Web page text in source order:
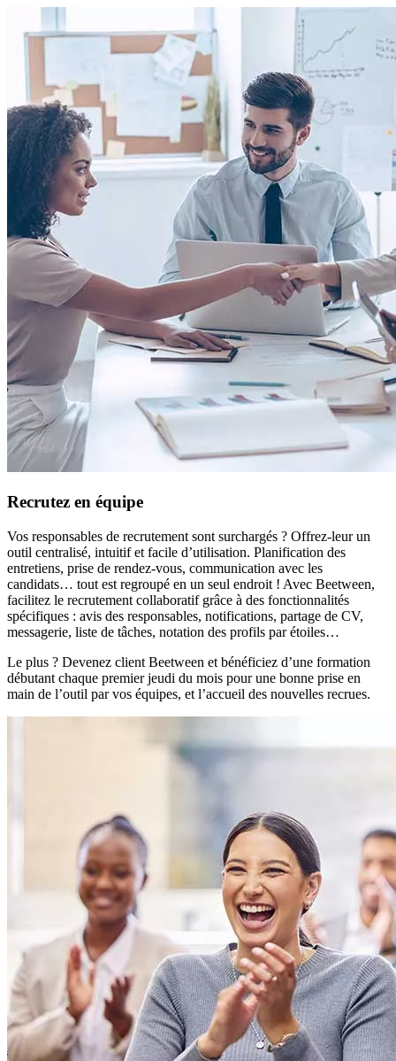
Recrutez en équipe
Vos responsables de recrutement sont surchargés ? Offrez-leur un
outil centralisé, intuitif et facile d’utilisation. Planification des
entretiens, prise de rendez-vous, communication avec les
candidats… tout est regroupé en un seul endroit ! Avec Beetween,
facilitez le recrutement collaboratif grâce à des fonctionnalités
spécifiques : avis des responsables, notifications, partage de CV,
messagerie, liste de tâches, notation des profils par étoiles…
Le plus ? Devenez client Beetween et bénéficiez d’une formation
débutant chaque premier jeudi du mois pour une bonne prise en
main de l’outil par vos équipes, et l’accueil des nouvelles recrues.